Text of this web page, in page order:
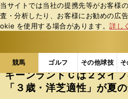
当サイトでは当社の提携先等がお客様
査・分析したり、お客様にお勧めの広
okie を使⽤する場合があります。詳し
競馬 ゴルフ その他球技
b
ス
ポ
ル
競馬の記事一覧 競馬
キーンランドＣは２タイ
「３歳・洋芝適性」が夏